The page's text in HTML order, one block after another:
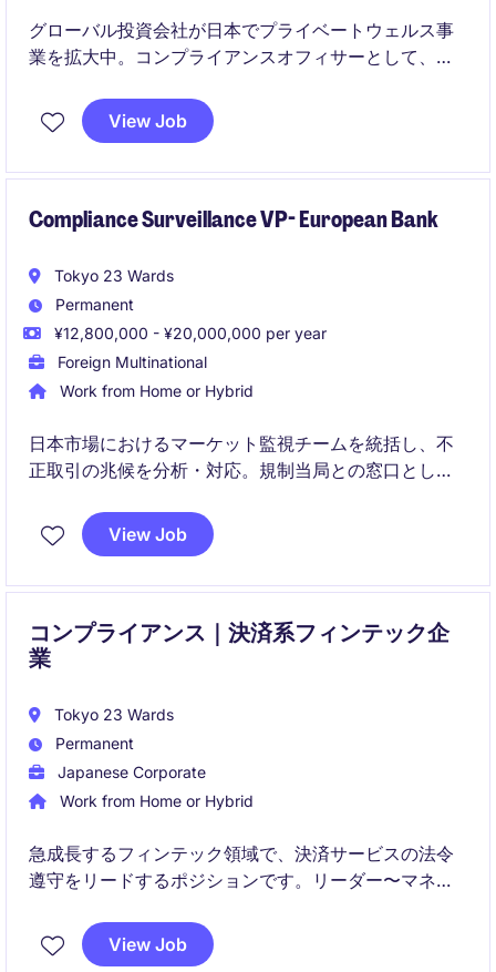
グローバル投資会社が日本でプライベートウェルス事
業を拡大中。コンプライアンスオフィサーとして、マ
い、国際的なチームと協働します。
View Job
Compliance Surveillance VP- European Bank
Tokyo 23 Wards
Permanent
¥12,800,000 - ¥20,000,000 per year
Foreign Multinational
Work from Home or Hybrid
日本市場におけるマーケット監視チームを統括し、不
正取引の兆候を分析・対応。規制当局との窓口とし
View Job
コンプライアンス｜決済系フィンテック企
業
Tokyo 23 Wards
Permanent
Japanese Corporate
Work from Home or Hybrid
急成長するフィンテック領域で、決済サービスの法令
遵守をリードするポジションです。リーダー〜マネー
インパクトのあるサービスの安全性と信頼性を支えて
いただきます。
View Job